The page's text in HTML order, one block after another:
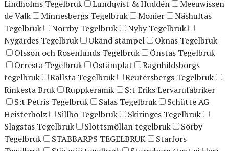
Lindholms Tegelbruk Lundqvist & Huddén
Meeuwissen
de Valk
Minnesbergs Tegelbruk Monier
Näshultas
Tegelbruk
Norrby Tegelbruk
Nyby Tegelbruk
Nygärdes Tegelbruk
Okänd stämpel
Öknas Tegelbruk
Olsson och Rosenlunds Tegelbruk
Önstas Tegelbruk
Orresta Tegelbruk
Ostämplat
Ragnhildsborgs
tegelbruk
Rallsta Tegelbruk
Reutersbergs Tegelbruk
Rinkesta Bruk
Ruppkeramik
S:t Eriks Lervarufabriker
S:t Petris Tegelbruk
Salas Tegelbruk
Schütte AG
Heisterholz
Sillbo Tegelbruk
Skiringes Tegelbruk
Slagstas Tegelbruk
Slottsmöllan tegelbruk
Sörby
Tegelbruk
STABBARPS TEGELBRUK
Starfors